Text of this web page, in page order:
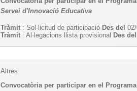
Servei d'Innovació Educativa
Tràmit : Sol·licitud de participació Des del
Tràmit : Al·legacions llista provisional Des del
Altres
Convocatòria per participar en el